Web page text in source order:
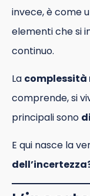
invece, è come
elementi che si
continuo.
La complessità
comprende, si
principali sono
E qui nasce la